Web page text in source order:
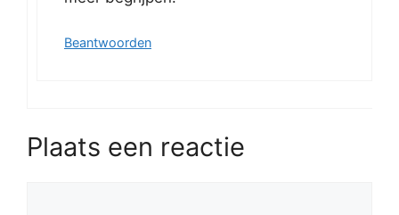
Beantwoorden
Plaats een reactie